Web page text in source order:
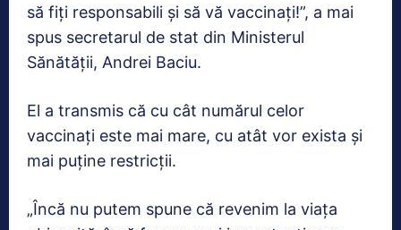
să fiți responsabili și să vă vaccinați!”, a mai
spus secretarul de stat din Ministerul
Sănătății, Andrei Baciu.
El a transmis că cu cât numărul celor
vaccinați este mai mare, cu atât vor exista și
mai puține restricții.
„Încă nu putem spune că revenim la viața